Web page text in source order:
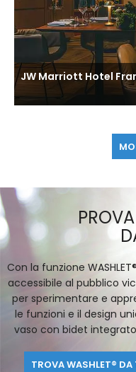
JW Marriott Hotel
Con la funzione
accessibile al pubblico
per sperimentare e
le funzioni e il design
vaso con bidet
TROVA WASHLET® DA